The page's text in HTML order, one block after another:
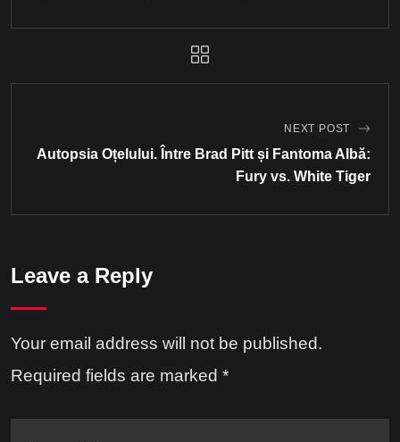
NEXT POST
Autopsia Oțelului. Între Brad Pitt și Fantoma Albă:
Fury vs. White Tiger
Leave a Reply
Your email address will not be published.
Required fields are marked *